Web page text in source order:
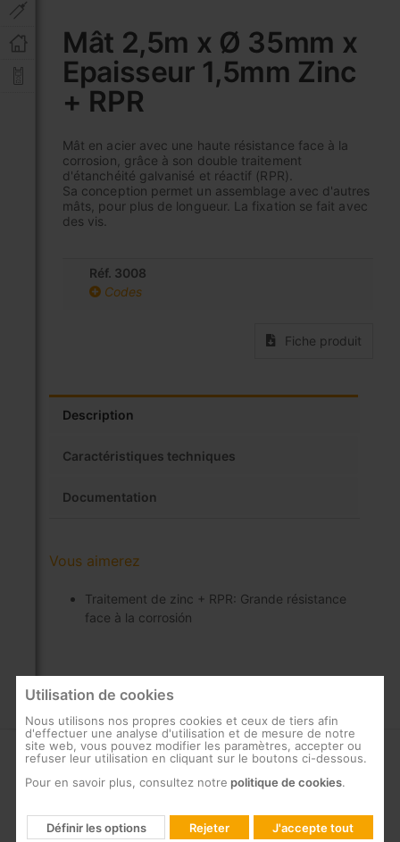
Mât 2,5m x Ø 35mm x
Epaisseur 1,5mm Zinc
+ RPR
Mât en acier avec une haute résistance face à la
corrosion, grâce à son double traitement
d'étanchéité galvanisé et réactif (RPR).
Sa conception permet un assemblage avec d'autres
mâts, pour plus de longueur. La fixation se fait avec
des vis.
Réf. 3008
Codes
Fiche produit
the
beginning
of
the
gallery
Description
Caractéristiques techniques
Documentation
Vous aimerez
Traitement de zinc + RPR: Grande résistance
face à la corrosión
ENTREPRISE
nous
SUPPORT
Documentation
Utilisation de cookies
Nous utilisons nos propres cookies et ceux de tiers afin
d'effectuer une analyse d'utilisation et de mesure de notre
site web, vous pouvez modifier les paramètres, accepter ou
refuser leur utilisation en cliquant sur le boutons ci-dessous.
Pour en savoir plus, consultez notre politique de cookies.
Définir les options Rejeter J'accepte tout